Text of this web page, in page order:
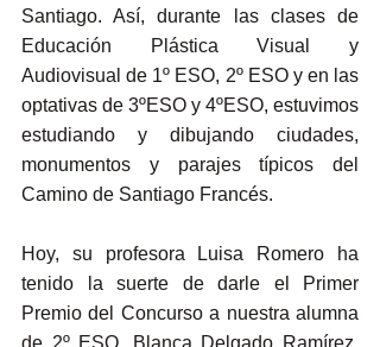
Santiago. Así, durante las clases de
Educación Plástica Visual y
Audiovisual de 1º ESO, 2º ESO y en las
optativas de 3ºESO y 4ºESO, estuvimos
estudiando y dibujando ciudades,
monumentos y parajes típicos del
Camino de Santiago Francés.
Hoy, su profesora Luisa Romero ha
tenido la suerte de darle el Primer
Premio del Concurso a nuestra alumna
de 2º ESO, Blanca Delgado Ramírez.